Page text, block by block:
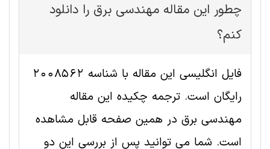
چطور این مقاله مهندسی برق را دانلود
کنم؟
فایل انگلیسی این مقاله با شناسه 2008562
رایگان است. ترجمه چکیده این مقاله
مهندسی برق در همین صفحه قابل مشاهده
است. شما می توانید پس از بررسی این دو